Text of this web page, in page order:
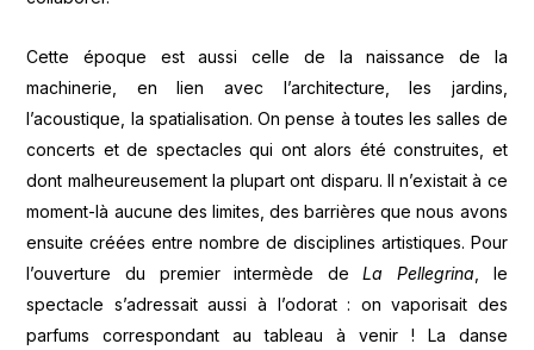
Cette époque est aussi celle de la naissance de la
machinerie, en lien avec l’architecture, les jardins,
l’acoustique, la spatialisation. On pense à toutes les salles de
concerts et de spectacles qui ont alors été construites, et
dont malheureusement la plupart ont disparu. Il n’existait à ce
moment-là aucune des limites, des barrières que nous avons
ensuite créées entre nombre de disciplines artistiques. Pour
l’ouverture du premier intermède deLa Pellegrina , le
spectacle s’adressait aussi à l’odorat : on vaporisait des
parfums correspondant au tableau à venir ! La danse